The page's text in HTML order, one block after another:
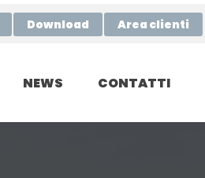
Download Area clienti
NEWS CONTATTI